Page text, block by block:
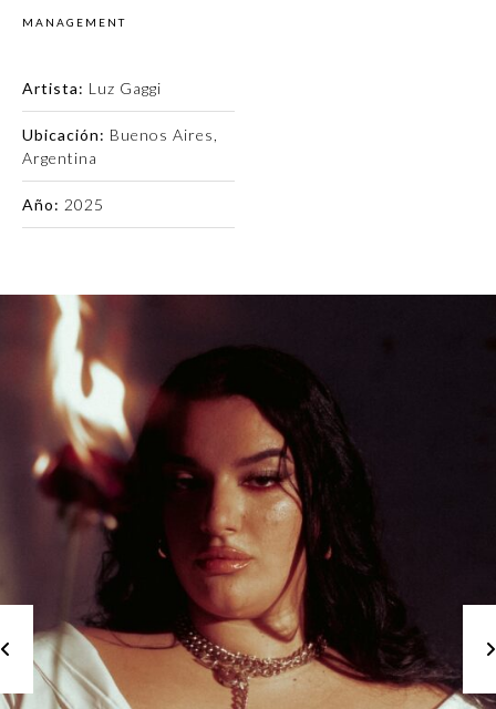
MANAGEMENT
Artista: Luz Gaggi
Ubicación: Buenos Aires,
Argentina
Año: 2025